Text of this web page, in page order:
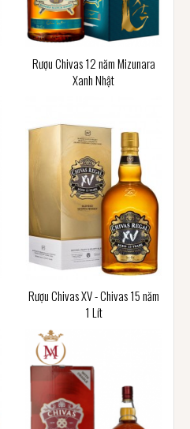
Rượu Chivas 12 năm Mizunara
Xanh Nhật
Rượu Chivas XV - Chivas 15 năm
1 Lít